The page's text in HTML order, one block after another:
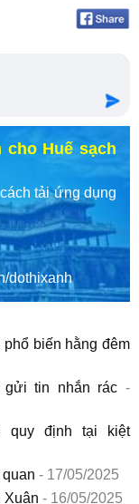
cho Huế sạch
tải ứng dụng
dothixanh
biến hằng đêm
gửi tin nhắn rác -
quy định tại kiệt
- 17/05/2025
Xuân - 16/05/2025